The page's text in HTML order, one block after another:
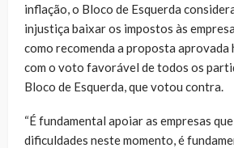
inflação, o Bloco de Esquerda
injustiça baixar os impostos às
como recomenda a proposta aprovada
com o voto favorável de todos os
Bloco de Esquerda, que votou contra.
“É fundamental apoiar as empresas
dificuldades neste momento, é